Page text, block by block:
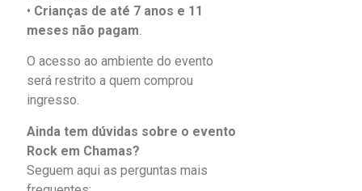
• Crianças de até 7 anos e 11
meses não pagam.
O acesso ao ambiente do evento
será restrito a quem comprou
ingresso.
Ainda tem dúvidas sobre o evento
Rock em Chamas?
Seguem aqui as perguntas mais